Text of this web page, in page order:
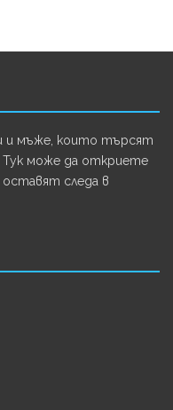
и мъже, които търсят
Тук може да откриете
следа в